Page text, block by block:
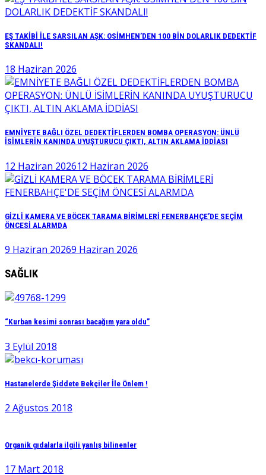
EŞ TAKİBİ İLE SARSILAN AŞK: OSİMHEN’DEN 100 BİN DOLARLIK DEDEKTİF
SKANDALI!
18 Haziran 2026
EMNİYETE BAĞLI ÖZEL DEDEKTİFLERDEN BOMBA OPERASYON: ÜNLÜ
İSİMLERİN KANINDA UYUŞTURUCU ÇIKTI, ALTIN AKLAMA İDDİASI
12 Haziran 202612 Haziran 2026
GİZLİ KAMERA VE BÖCEK TARAMA BİRİMLERİ FENERBAHÇE’DE SEÇİM
ÖNCESİ ALARMDA
9 Haziran 20269 Haziran 2026
SAĞLIK
“Kurban kesimi sonrası bacağım yara oldu”
3 Eylül 2018
Hastanelerde Şiddete Bekçiler İle Önlem !
2 Ağustos 2018
Organik gıdalarla ilgili yanlış bilinenler
17 Mart 2018